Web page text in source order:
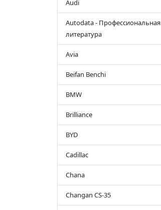
Audi
Autodata - Профессиональная
литература
Avia
Beifan Benchi
BMW
Brilliance
BYD
Cadillac
Chana
Changan CS-35